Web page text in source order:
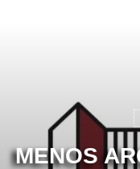
MENOS